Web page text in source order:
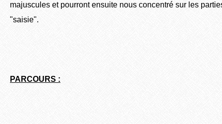
majuscules et pourront ensuite nous concentré sur les
"saisie".
PARCOURS :